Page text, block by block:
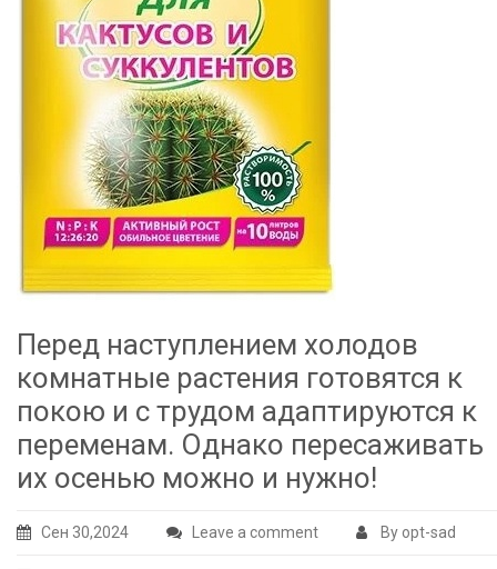
Перед наступлением холодов
комнатные растения готовятся к
покою и с трудом адаптируются к
переменам. Однако пересаживать
их осенью можно и нужно!
Сен 30,2024 Leave a comment By opt-sad